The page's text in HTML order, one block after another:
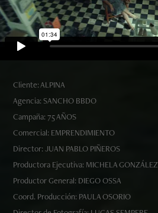
Cliente: ALPINA
Agencia: SANCHO BBDO
Campaña: 75 AÑOS
Comercial: EMPRENDIMIENTO
Director: JUAN PABLO PIÑEROS
Productora Ejecutiva: MICHELA GONZÁLEZ
Productor General: DIEGO OSSA
Coord. Producción: PAULA OSORIO